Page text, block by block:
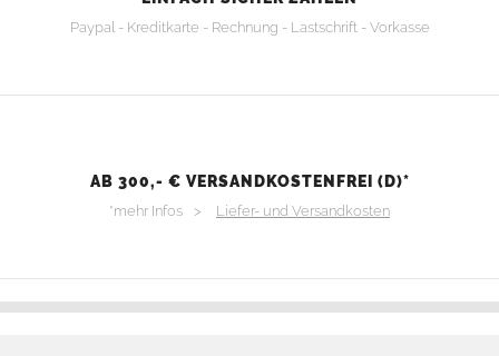
Paypal - Kreditkarte - Rechnung - Lastschrift - Vorkasse
AB 300,- € VERSANDKOSTENFREI (D)*
*mehr Infos > Liefer- und Versandkosten